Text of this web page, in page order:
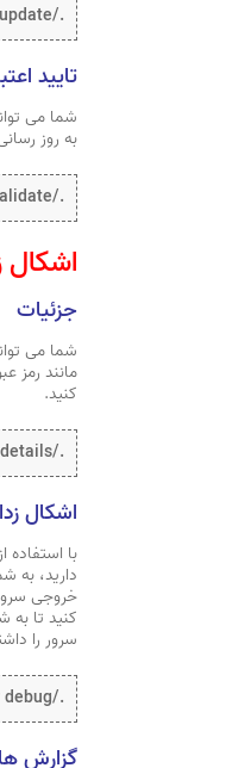
./bsserver force-update
تایید
به روز
./bsserver validate
اشکال
جزئیات
شما می
مانند رمز
کنید.
./bsserver details
اشکال
با
دارید، به
خروجی
کنید تا
سرور را
./bsserver debug
گزارش ها